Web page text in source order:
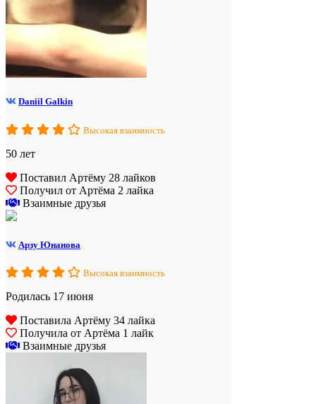
Daniil Galkin
Высокая взаимность
50 лет
Поставил Артёму 28 лайков
Получил от Артёма 2 лайка
Взаимные друзья
Арзу Юнанова
Высокая взаимность
Родилась 17 июня
Поставила Артёму 34 лайка
Получила от Артёма 1 лайк
Взаимные друзья